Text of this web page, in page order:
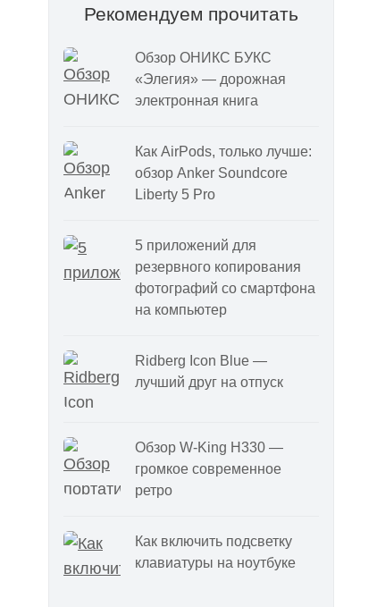
Рекомендуем прочитать
Обзор ОНИКС БУКС
«Элегия» — дорожная
электронная книга
Как AirPods, только лучше:
обзор Anker Soundcore
Liberty 5 Pro
5 приложений для
резервного копирования
фотографий со смартфона
на компьютер
Ridberg Icon Blue —
лучший друг на отпуск
Обзор W-King H330 —
громкое современное
ретро
Как включить подсветку
клавиатуры на ноутбуке